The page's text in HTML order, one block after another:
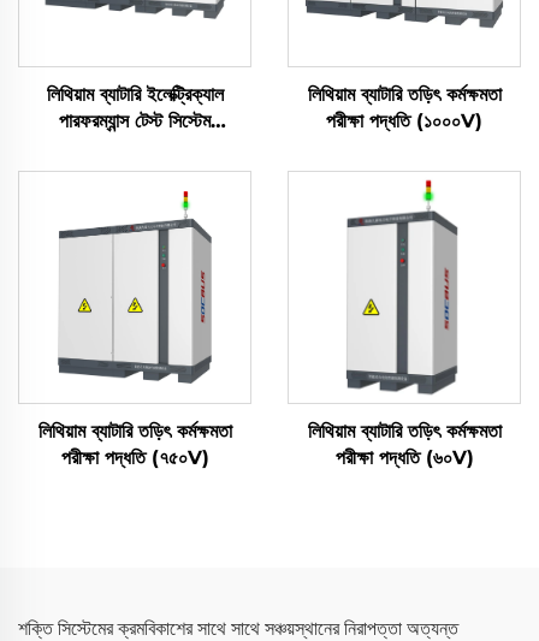
লিথিয়াম ব্যাটারি ইলেক্ট্রিক্যাল
পারফরম্যান্স টেস্ট সিস্টেম
লিথিয়াম ব্যাটারি তড়িৎ কর্মক্ষমতা
পরীক্ষা পদ্ধতি (১০০০V)
লিথিয়াম ব্যাটারি তড়িৎ কর্মক্ষমতা
পরীক্ষা পদ্ধতি (৭৫০V)
লিথিয়াম ব্যাটারি তড়িৎ কর্মক্ষমতা
পরীক্ষা পদ্ধতি (৬০V)
শক্তি সিস্টেমের ক্রমবিকাশের সাথে সাথে সঞ্চয়স্থানের নিরাপত্তা অত্যন্ত